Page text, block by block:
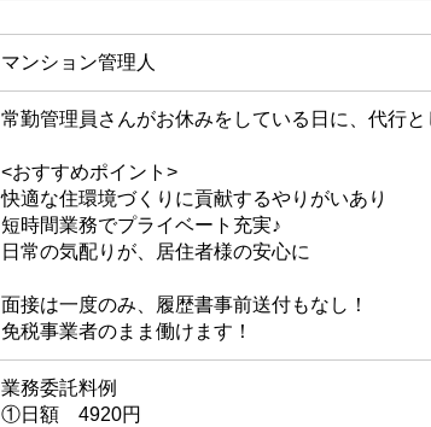
マンション管理人
常勤管理員さんがお休みをしている日に、代行
<おすすめポイント>
快適な住環境づくりに貢献するやりがいあり
短時間業務でプライベート充実♪
日常の気配りが、居住者様の安心に
面接は一度のみ、履歴書事前送付もなし！
免税事業者のまま働けます！
業務委託料例
①日額 4920円